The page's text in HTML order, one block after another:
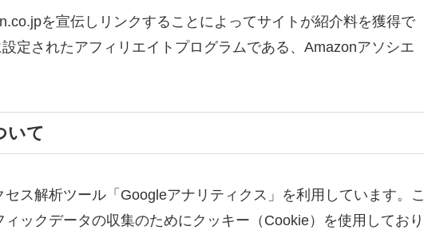
を宣伝しリンクすることによってサイトが紹介料を獲得で
定されたアフィリエイトプログラムである、Amazonアソシエ
いて
ス解析ツール「Googleアナリティクス」を利用しています。こ
ックデータの収集のためにクッキー（Cookie）を使用しており